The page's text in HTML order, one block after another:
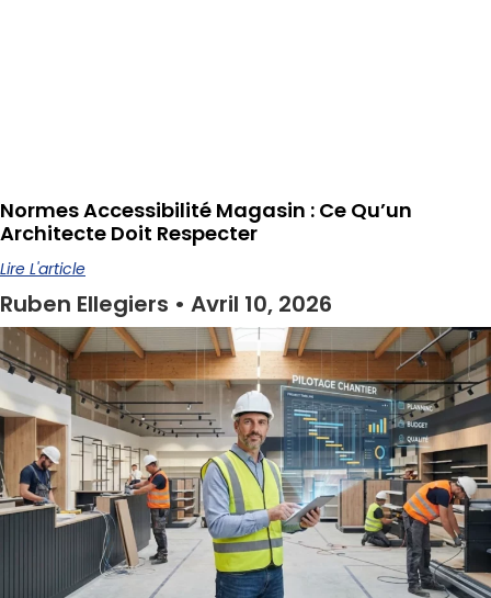
Normes Accessibilité Magasin : Ce Qu’un
Architecte Doit Respecter
Lire L'article
Ruben Ellegiers Avril 10, 2026